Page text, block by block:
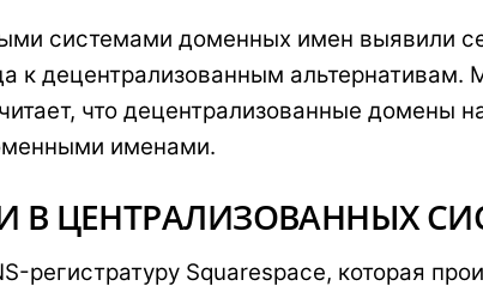
системами доменных имен выявили
к децентрализованным альтернативам.
что децентрализованные домены
именами.
В ЦЕНТРАЛИЗОВАННЫХ
регистратуру Squarespace, которая